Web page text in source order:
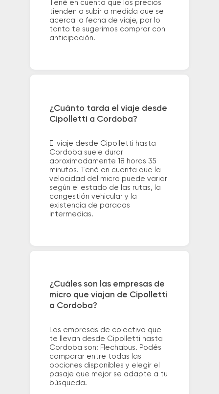
Tené en cuenta que los precios
tienden a subir a medida que se
acerca la fecha de viaje, por lo
tanto te sugerimos comprar con
anticipación.
¿Cuánto tarda el viaje desde
Cipolletti a Cordoba?
El viaje desde Cipolletti hasta
Cordoba suele durar
aproximadamente 18 horas 35
minutos. Tené en cuenta que la
velocidad del micro puede variar
según el estado de las rutas, la
congestión vehicular y la
existencia de paradas
intermedias.
¿Cuáles son las empresas de
micro que viajan de Cipolletti
a Cordoba?
Las empresas de colectivo que
te llevan desde Cipolletti hasta
Cordoba son: Flechabus. Podés
comparar entre todas las
opciones disponibles y elegir el
pasaje que mejor se adapte a tu
búsqueda.